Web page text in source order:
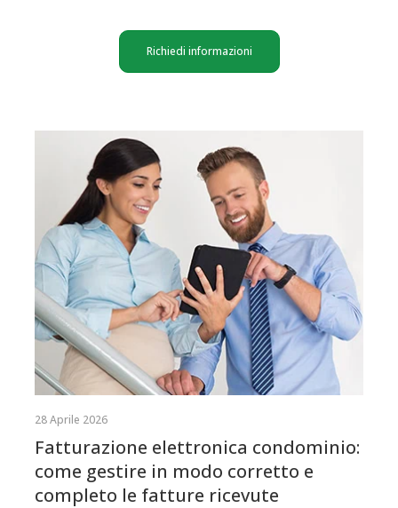
Richiedi informazioni
28 Aprile 2026
Fatturazione elettronica condominio:
come gestire in modo corretto e
completo le fatture ricevute